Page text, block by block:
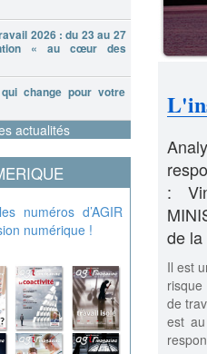
2026 : du 23 au 27
« au cœur des
change pour votre
actualités
numéros d’AGIR
numérique !
:
de
Il est
de
est